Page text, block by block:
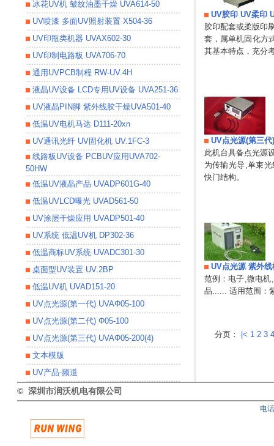
冰花UV机 皱纹油墨干燥 UVA614-50
UV喷漆 多面UV照射装置 X504-36
UV印瓶类机器 UVAX602-30
UV印制电路板 UVA706-70
通用UVPCB制程 RW-UV.4H
液晶UV设备 LCD专用UV设备 UVA251-36
UV液晶PIN脚 紫外线胶干燥UVA501-40
低温UV电机马达 D111-20xn
UV通讯光纤 UV固化机 UV.1FC-3
线路板UV设备 PCBUV应用UVA702-
50HW
低温UV液晶产品 UVADP601G-40
低温UVLCD曝光 UVAD561-50
UV涂层干燥应用 UVADP501-40
UV系统 低温UV机 DP302-36
低温商标UV系统 UVADC301-30
桌面型UV装置 UV.2BP
低温UV机 UVAD151-20
UV点光源(第一代) UVAΦ05-100
UV点光源(第二代) Φ05-100
UV点光源(第三代) UVAΦ05-200(4)
文本模版
UV产品-频道
UV胶印 UV柔印
胶印配套或柔版印
套，属单机固化方
其基本特点，充分
UV点光源(第三代
此机台具备点光源
为传输光导,单束
快门结构。
UV点光源 紫外线
范例：电子,微电
品...... 适用范围：
分页： |< 1 2 3 4
© 深圳市润沃机电有限公司
电